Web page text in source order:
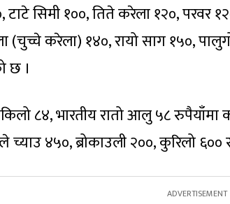
टाटे सिमी १००, तिते करेला १२०, परवर
(चुच्चे करेला) १४०, रायो साग १५०,
छ ।
८४, भारतीय रातो आलु ५८
च्याउ ४५०, ब्रोकाउली २००, कुरिलो ६००